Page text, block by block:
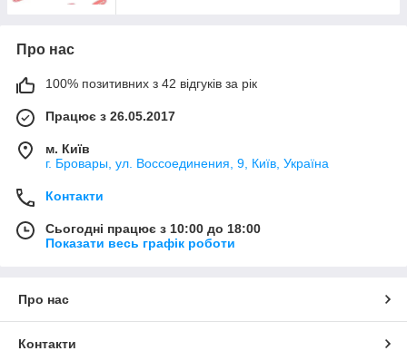
Про нас
100% позитивних з 42 відгуків за рік
Працює з 26.05.2017
м. Київ
г. Бровары, ул. Воссоединения, 9, Київ, Україна
Контакти
Сьогодні працює з 10:00 до 18:00
Показати весь графік роботи
Про нас
Контакти